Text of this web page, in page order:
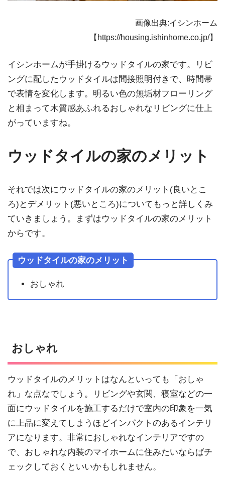
画像出典:イシンホーム
【https://housing.ishinhome.co.jp/】
イシンホームが手掛けるウッドタイルの家です。リビ
ングに配したウッドタイルは間接照明付きで、時間帯
で表情を変化します。明るい色の無垢材フローリング
と相まって木質感あふれるおしゃれなリビングに仕上
がっていますね。
ウッドタイルの家のメリット
それでは次にウッドタイルの家のメリット(良いとこ
ろ)とデメリット(悪いところ)についてもっと詳しくみ
ていきましょう。まずはウッドタイルの家のメリット
からです。
ウッドタイルの家のメリット
おしゃれ
おしゃれ
ウッドタイルのメリットはなんといっても「おしゃ
れ」な点なでしょう。リビングや玄関、寝室などの一
面にウッドタイルを施工するだけで室内の印象を一気
に上品に変えてしまうほどインパクトのあるインテリ
アになります。非常におしゃれなインテリアですの
で、おしゃれな内装のマイホームに住みたいならばチ
ェックしておくといいかもしれません。